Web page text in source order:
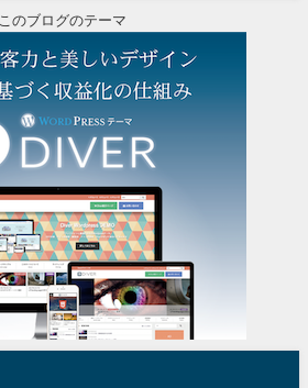
このブログのテーマ